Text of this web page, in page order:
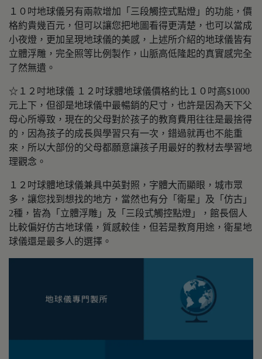
１０吋地球儀另有兩款增加「三段觸控式點燈」的功能，價
格約貴幾百元，但可以讓您把地圖看得更清楚，也可以當成
小夜燈，更加呈現地球儀的美感，上述所介紹的地球儀皆有
立體浮雕，完全照等比例製作，山脈高低隆起的真實感完全
了然無遺。
☆１２吋地球儀 １２吋球體地球儀價格約比１０吋高$1000
元上下，但卻是地球儀中最暢銷的尺寸，也許是因為天下父
母心所導致，現在的父母對於孩子的教育費用往往是最捨得
的，因為孩子的成長與學習只有一次，錯過就再也不能重
來，所以大部份的父母都願意讓孩子用最好的教材去學習地
理觀念。
１２吋球體地球儀兼具中英對照，字體大而顯眼，城市眾
多，讓您找到想找的地方，當然也有分「衛星」及「仿古」
2種，皆為「立體浮雕」及「三段式觸控點燈」，館長個人
比較偏好仿古地球儀，質感較佳，但若是教育用途，衛星地
球儀還是最多人的選擇。